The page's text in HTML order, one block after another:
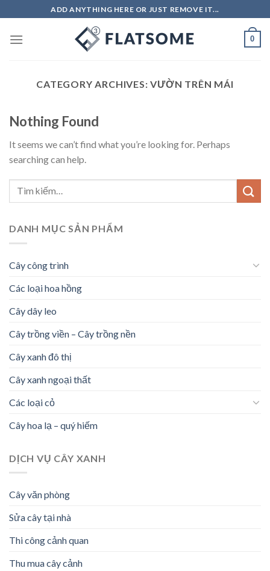
to
content
ADD ANYTHING HERE OR JUST REMOVE IT...
0
CATEGORY ARCHIVES:VƯỜN TRÊN MÁI
Nothing Found
It seems we can’t find what you’re looking for. Perhaps
searching can help.
DANH MỤC SẢN PHẨM
Cây công trình
Các loại hoa hồng
Cây dây leo
Cây trồng viền – Cây trồng nền
Cây xanh đô thị
Cây xanh ngoại thất
Các loại cỏ
Cây hoa lạ – quý hiếm
DỊCH VỤ CÂY XANH
Cây văn phòng
Sửa cây tại nhà
Thi công cảnh quan
Thu mua cây cảnh